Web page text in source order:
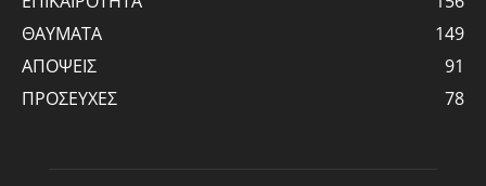
ΘΑΥΜΑΤΑ
149
ΑΠΟΨΕΙΣ
91
ΠΡΟΣΕΥΧΕΣ
78